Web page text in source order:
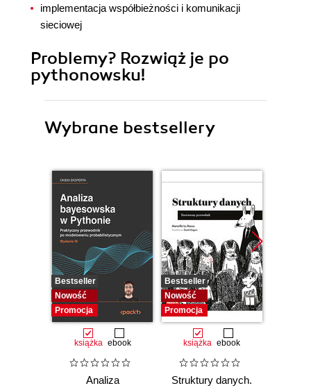
implementacja współbieżności i komunikacji
sieciowej
Problemy? Rozwiąż je po
pythonowsku!
Wybrane bestsellery
Bestseller
Nowość
Promocja
książka ebook
Analiza
Bestseller
Nowość
Promocja
książka ebook
Struktury danych.